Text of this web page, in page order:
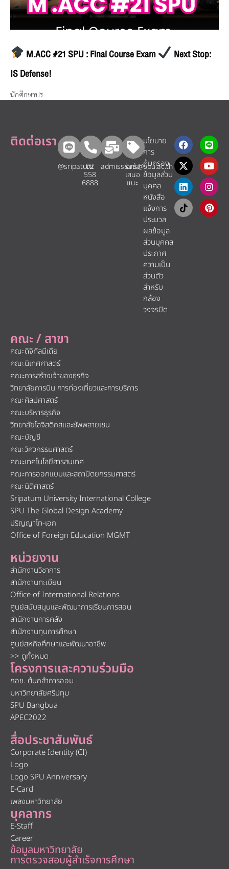
M.ACC #21 SPU : Final Course Exam
Next Stop:
IS Defense!
นักศึกษาปร
คณะ / สาขา
คณะดิจิทัลมีเดีย
คณะนิเทศศาสตร์
คณะการสร้างเจ้าของธุรกิจ
วิทยาลัยการบิน การท่องเที่ยวและการบริการ
คณะศิลปศาสตร์
คณะบริหารธุรกิจ
วิทยาลัยโลจิสติกส์และซัพพลายเชน
คณะบัญชี
คณะวิศวกรรมศาสตร์
คณะเทคโนโลยีสารสนเทศ
คณะการออกแบบและสถาปัตยกรรมศาสตร์
คณะนิติศาสตร์
Sripatum University International College
SPU The Global Design Academy
ปริญญาโท-เอก
Office of Foreign Education MGMT
หน่วยงาน
สำนักงานวิชาการ
สำนักงานทะเบียน
Office of International Relations
ศูนย์สนับสนุนและพัฒนาการเรียนการสอน
สำนักงานการคลัง
สำนักงานทุนการศึกษา
ศูนย์สหกิจศึกษาและพัฒนาอาชีพ
>> ดูทั้งหมด
โครงการและความร่วมมือ
กอช. ต้นกล้าการออม
มหาวิทยาลัยศรีปทุม
SPU Bangbua
APEC2022
สื่อประชาสัมพันธ์
Corporate Identity (CI)
Logo
Logo SPU Anniversary
E-Card
เพลงมหาวิทยาลัย
บุคลากร
E-Staff
Career
ข้อมูลมหาวิทยาลัย
การตรวจสอบผู้สำเร็จการศึกษา
ติดต่อเรา
@sripatum
02
558
6888
admissions@spu.ac.th
รับข้อ
เสนอ
แนะ​
นโยบาย
การ
คุ้มครอง
ข้อมูลส่วน
บุคคล
หนังสือ
แจ้งการ
ประมวล
ผลข้อมูล
ส่วนบุคคล
ประกาศ
ความเป็น
ส่วนตัว
สำหรับ
กล้อง
วงจรปิด